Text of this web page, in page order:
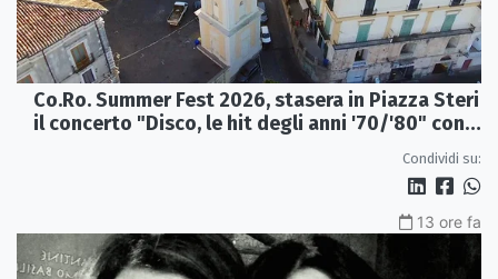
Co.Ro. Summer Fest 2026, stasera in Piazza Steri
il concerto "Disco, le hit degli anni '70/'80" con
Condividi su:
13 ore fa